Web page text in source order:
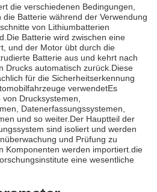
die verschiedenen Bedingungen,
Batterie während der Verwendung
von Lithiumbatterien
Batterie wird zwischen eine
und der Motor übt durch die
Batterie aus und kehrt nach
Drucks automatisch zurück.Diese
für die Sicherheitserkennung
verwendetEs
Drucksystemen,
Datenerfassungssystemen,
und so weiter.Der Hauptteil der
sind isoliert und werden
und Prüfung zu
Komponenten werden importiert.die
eine wesentliche